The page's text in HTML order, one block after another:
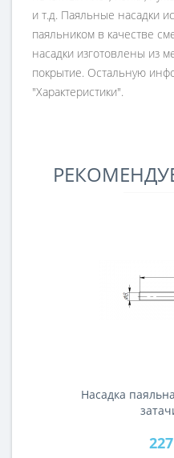
и т.д. Паяльные насадки
паяльником в качестве
насадки изготовлены из
покрытие. Остальную
"Характеристики".
Насадка